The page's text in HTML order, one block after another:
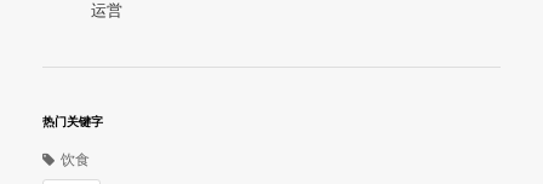
运営
热门关键字
饮食